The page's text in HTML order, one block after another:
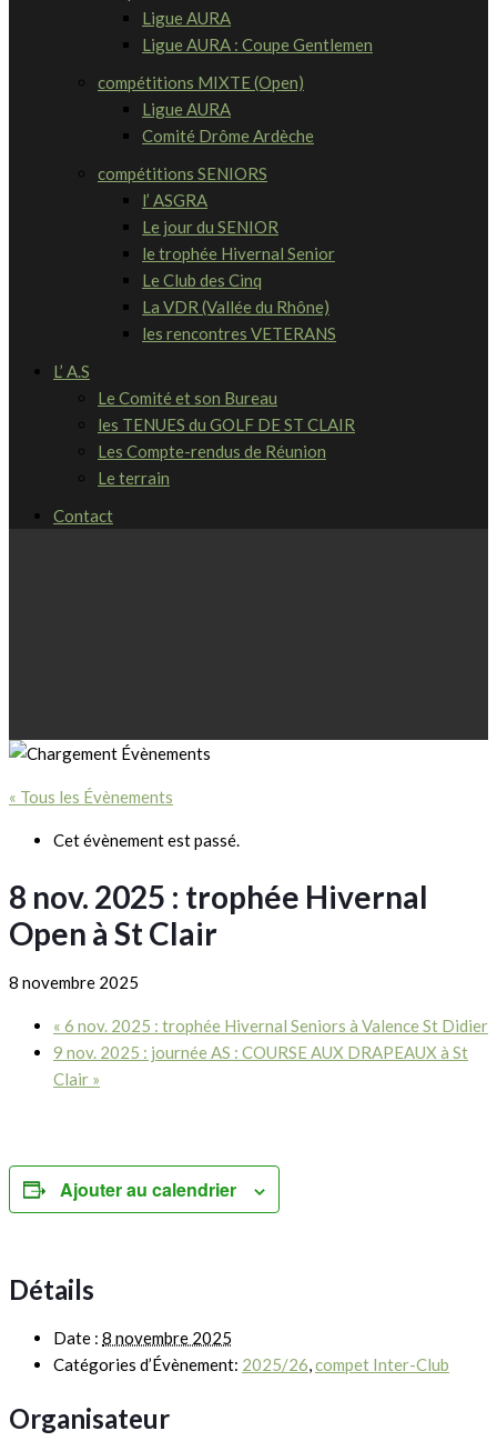
Ligue AURA
Ligue AURA : Coupe Gentlemen
compétitions MIXTE (Open)
Ligue AURA
Comité Drôme Ardèche
compétitions SENIORS
l’ ASGRA
Le jour du SENIOR
le trophée Hivernal Senior
Le Club des Cinq
La VDR (Vallée du Rhône)
les rencontres VETERANS
L’ A.S
Le Comité et son Bureau
les TENUES du GOLF DE ST CLAIR
Les Compte-rendus de Réunion
Le terrain
Contact
« Tous les Évènements
Cet évènement est passé.
8 nov. 2025 : trophée Hivernal
Open à St Clair
8 novembre 2025
« 6 nov. 2025 : trophée Hivernal Seniors à Valence St Didier
9 nov. 2025 : journée AS : COURSE AUX DRAPEAUX à St
Clair »
Ajouter au calendrier
Détails
Date : 8 novembre 2025
Catégories d’Évènement: 2025/26,compet Inter-Club
Organisateur